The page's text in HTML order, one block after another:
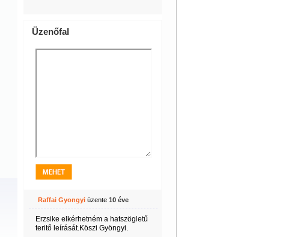
Üzenőfal
Raffai Gyongyiüzente 10 éve
Erzsike elkérhetném a hatszögletű
teritő leírását.Köszi Gyöngyi.